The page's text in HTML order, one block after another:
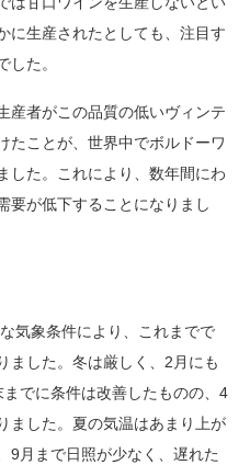
に生産されたとしても、注目す
した。
産者がこの品質の低いヴィンテ
たことが、世界中でボルドーワ
した。これにより、数年間にわ
要が低下することになりまし
気象条件により、これまでで
ました。冬は厳しく、2月にも
でに条件は改善したものの、4
ました。夏の気温はあまり上が
9月まで日照が少なく、遅れた